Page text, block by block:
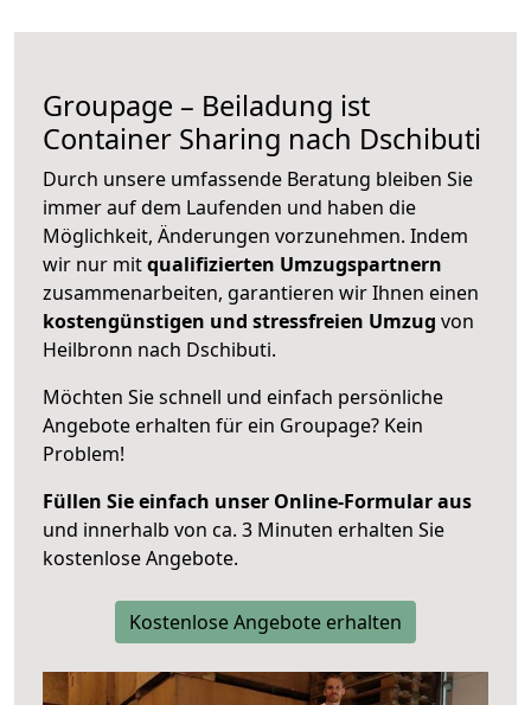
Groupage – Beiladung ist
Container Sharing nach Dschibuti
Durch unsere umfassende Beratung bleiben Sie
immer auf dem Laufenden und haben die
Möglichkeit, Änderungen vorzunehmen. Indem
wir nur mitqualifizierten Umzugspartnern
zusammenarbeiten, garantieren wir Ihnen einen
kostengünstigen und stressfreien Umzug von
Heilbronn nach Dschibuti.
Möchten Sie schnell und einfach persönliche
Angebote erhalten für ein Groupage? Kein
Problem!
Füllen Sie einfach unser Online-Formular aus
und innerhalb von ca. 3 Minuten erhalten Sie
kostenlose Angebote.
Kostenlose Angebote erhalten